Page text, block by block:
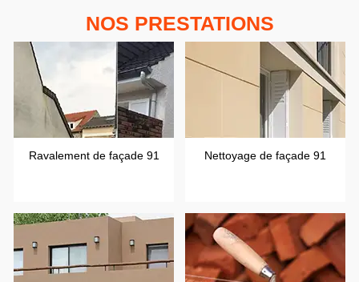
NOS PRESTATIONS
Ravalement de façade 91 Nettoyage de façade 91